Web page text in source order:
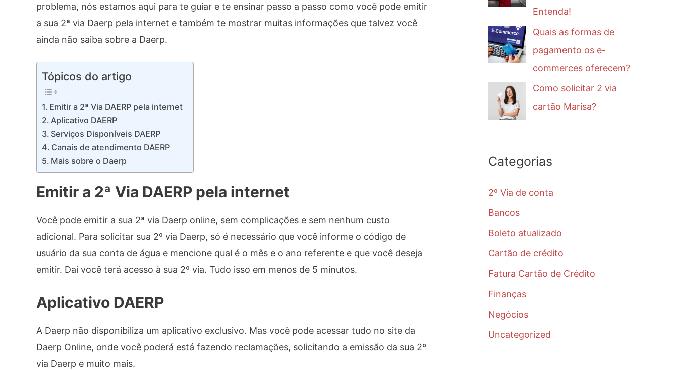
problema, nós estamos aqui para te guiar e te ensinar passo a passo como você pode emitir
a sua 2ª via Daerp pela internet e também te mostrar muitas informações que talvez você
ainda não saiba sobre a Daerp.
Tópicos do artigo
Emitir a 2ª Via DAERP pela internet
Aplicativo DAERP
Serviços Disponíveis DAERP
Canais de atendimento DAERP
Mais sobre o Daerp
Emitir a 2ª Via DAERP pela internet
Você pode emitir a sua 2ª via Daerp online, sem complicações e sem nenhum custo
adicional. Para solicitar sua 2º via Daerp, só é necessário que você informe o código de
usuário da sua conta de água e mencione qual é o mês e o ano referente e que você deseja
emitir. Daí você terá acesso à sua 2º via. Tudo isso em menos de 5 minutos.
Aplicativo DAERP
A Daerp não disponibiliza um aplicativo exclusivo. Mas você pode acessar tudo no site da
Daerp Online, onde você poderá está fazendo reclamações, solicitando a emissão da sua 2º
via Daerp e muito mais.
Entenda!
Quais as formas de
pagamento os e-
commerces oferecem?
Como solicitar 2 via
cartão Marisa?
Categorias
2º Via de conta
Bancos
Boleto atualizado
Cartão de crédito
Fatura Cartão de Crédito
Finanças
Negócios
Uncategorized